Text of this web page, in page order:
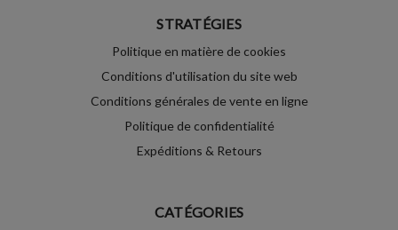
STRATÉGIES
Politique en matière de cookies
Conditions d'utilisation du site web
Conditions générales de vente en ligne
Politique de confidentialité
Expéditions & Retours
CATÉGORIES